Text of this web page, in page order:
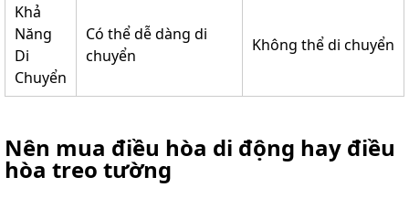
Khả
Năng
Di
Chuyển
Có thể dễ dàng di
chuyển
Không thể di chuyển
Nên mua điều hòa di động hay điều
hòa treo tường